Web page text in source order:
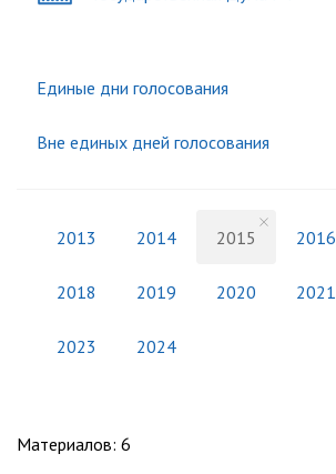
Единые дни голосования
Вне единых дней голосования
2013 2014 2015 2016
2018 2019 2020 2021
2023 2024
Материалов: 6